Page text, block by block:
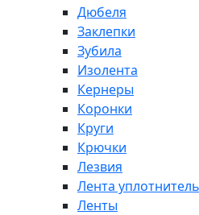
Дюбеля
Заклепки
Зубила
Изолента
Кернеры
Коронки
Круги
Крючки
Лезвия
Лента
Ленты